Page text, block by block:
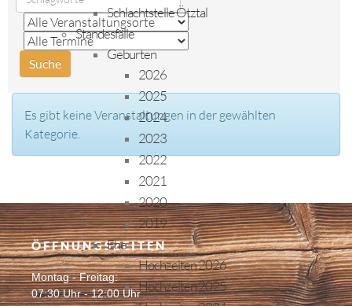
Schlachtstelle Ötztal
Standesfälle
Geburten
2026
2025
2024
2023
2022
2021
2020
2019
Ehe
Hochzeiten 2026
Hochzeiten 2025
Es gibt keine Veranstaltungen in der gewählten
Kategorie.
ÖFFNUNGSZEITEN
Montag - Freitag:
07:30 Uhr - 12:00 Uhr